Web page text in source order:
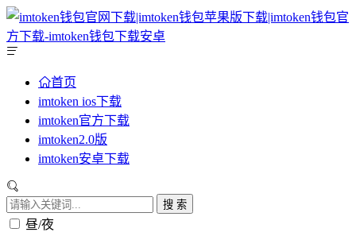
首页
imtoken ios下载
imtoken官方下载
imtoken2.0版
imtoken安卓下载
搜 索
昼/夜